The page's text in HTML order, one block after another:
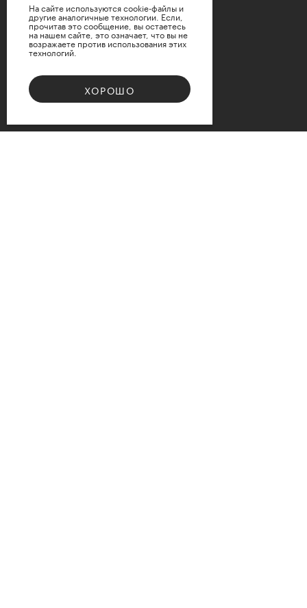
На сайте используются cookie-файлы и
другие аналогичные технологии. Если,
прочитав это сообщение, вы остаетесь
на нашем сайте, это означает, что вы не
возражаете против использования этих
технологий.
ХОРОШО